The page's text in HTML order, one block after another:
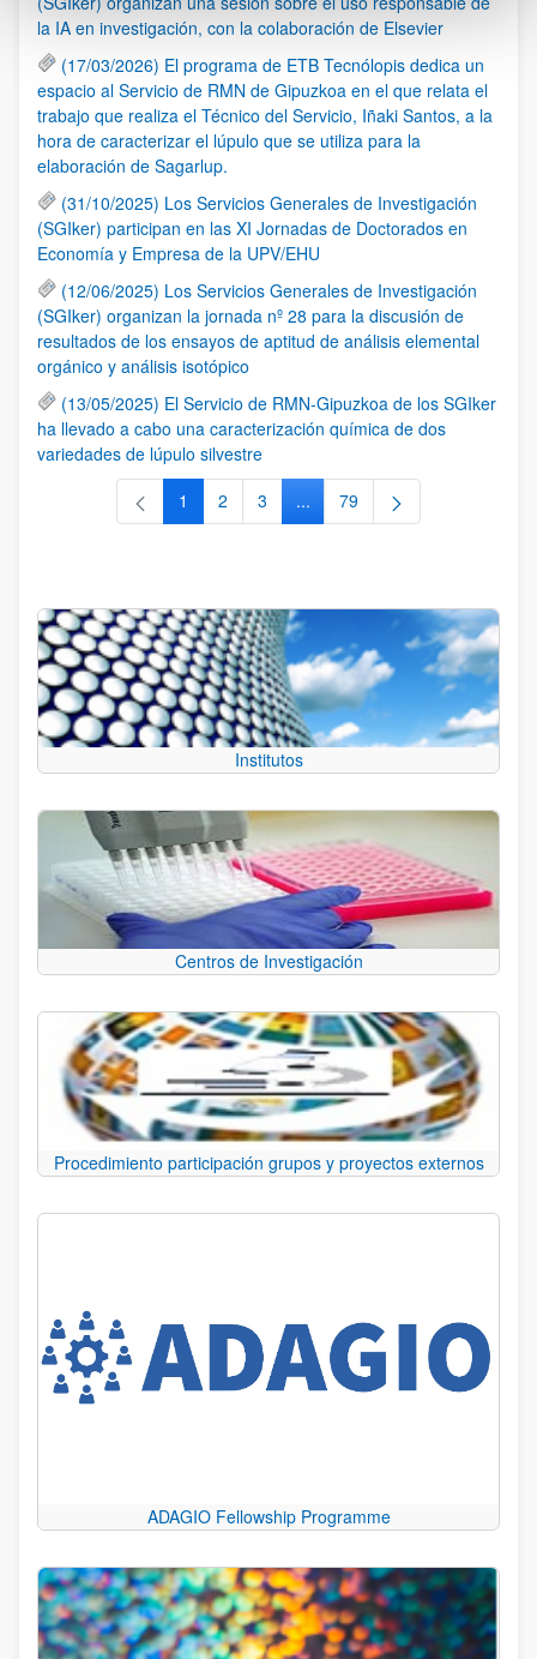
la IA en investigación, con la colaboración de Elsevier
(17/03/2026) El programa de ETB Tecnólopis dedica un
espacio al Servicio de RMN de Gipuzkoa en el que relata el
trabajo que realiza el Técnico del Servicio, Iñaki Santos, a la
hora de caracterizar el lúpulo que se utiliza para la
elaboración de Sagarlup.
(31/10/2025) Los Servicios Generales de Investigación
(SGIker) participan en las XI Jornadas de Doctorados en
Economía y Empresa de la UPV/EHU
(12/06/2025) Los Servicios Generales de Investigación
(SGIker) organizan la jornada nº 28 para la discusión de
resultados de los ensayos de aptitud de análisis elemental
orgánico y análisis isotópico
(13/05/2025) El Servicio de RMN-Gipuzkoa de los SGIker
ha llevado a cabo una caracterización química de dos
variedades de lúpulo silvestre
Página
1 Página
2 Página
3 ...Páginas intermedias Use TAB
Página
79
Institutos
Centros de Investigación
Procedimiento participación grupos y proyectos externos
ADAGIO Fellowship Programme